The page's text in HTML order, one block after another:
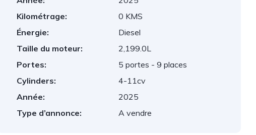
Kilométrage:
0 KMS
Énergie:
Diesel
Taille du moteur:
2,199.0L
Portes:
5 portes - 9 places
Cylinders:
4-11cv
Année:
2025
Type d’annonce:
A vendre